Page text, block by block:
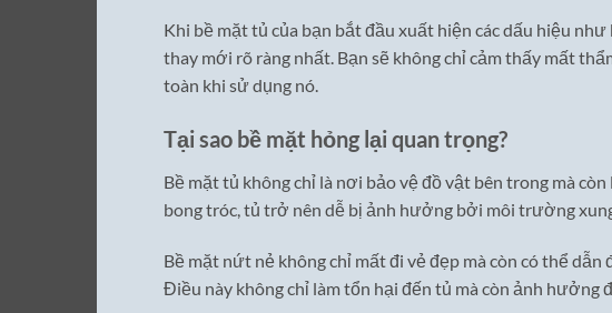
Khi bề mặt tủ của bạn bắt đầu xuất hiện các dấu hiệu
thay mới rõ ràng nhất. Bạn sẽ không chỉ cảm thấy mất
toàn khi sử dụng nó.
Tại sao bề mặt hỏng lại quan trọng?
Bề mặt tủ không chỉ là nơi bảo vệ đồ vật bên trong mà
bong tróc, tủ trở nên dễ bị ảnh hưởng bởi môi trường
Bề mặt nứt nẻ không chỉ mất đi vẻ đẹp mà còn có thể
Điều này không chỉ làm tổn hại đến tủ mà còn ảnh hưởng